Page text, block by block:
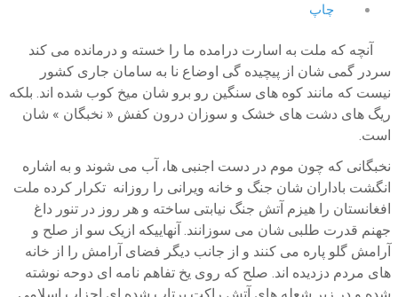
چاپ
آنچه که ملت به اسارت درامده ما را خسته و درمانده می کند
سردر گمی شان از پیچیده گی اوضاع نا به سامان جاری کشور
نیست که مانند کوه های سنگین رو برو شان میخ کوب شده اند. بلکه
ریگ های دشت های خشک و سوزان درون کفش « نخبگان » شان
است.
نخبگانی که چون موم در دست اجنبی ها، آب می شوند و به اشاره
انگشت باداران شان جنگ و خانه ویرانی را روزانه تکرار کرده ملت
افغانستان را هیزم آتش جنگ نیابتی ساخته و هر روز در تنور داغ
جهنم قدرت طلبی شان می سوزانند. آنهاییکه ازیک سو از صلح و
آرامش گلو پاره می کنند و از جانب دیگر فضای آرامش را از خانه
های مردم دزدیده اند. صلح که روی یخ تفاهم نامه ای دوحه نوشته